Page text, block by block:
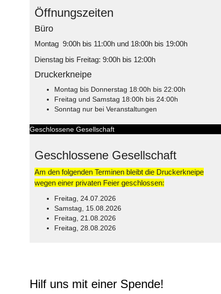
Öffnungszeiten
Büro
Montag 9:00h bis 11:00h und 18:00h bis 19:00h
Dienstag bis Freitag: 9:00h bis 12:00h
Druckerkneipe
Montag bis Donnerstag 18:00h bis 22:00h
Freitag und Samstag 18:00h bis 24:00h
Sonntag nur bei Veranstaltungen
Geschlossene Gesellschaft
Geschlossene Gesellschaft
Am den folgenden Terminen bleibt die Druckerkneipe
wegen einer privaten Feier geschlossen:
Freitag, 24.07.2026
Samstag, 15.08.2026
Freitag, 21.08.2026
Freitag, 28.08.2026
Hilf uns mit einer Spende!